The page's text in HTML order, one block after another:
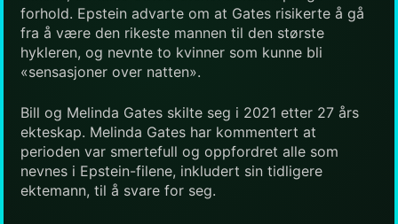
forhold. Epstein advarte om at Gates risikerte å gå
fra å være den rikeste mannen til den største
hykleren, og nevnte to kvinner som kunne bli
«sensasjoner over natten».
Bill og Melinda Gates skilte seg i 2021 etter 27 års
ekteskap. Melinda Gates har kommentert at
perioden var smertefull og oppfordret alle som
nevnes i Epstein-filene, inkludert sin tidligere
ektemann, til å svare for seg.